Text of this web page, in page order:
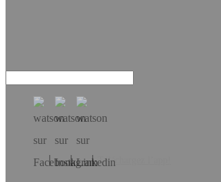
Téléchargez l’app!